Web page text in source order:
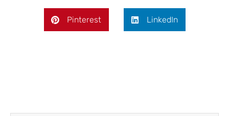
Pinterest LinkedIn